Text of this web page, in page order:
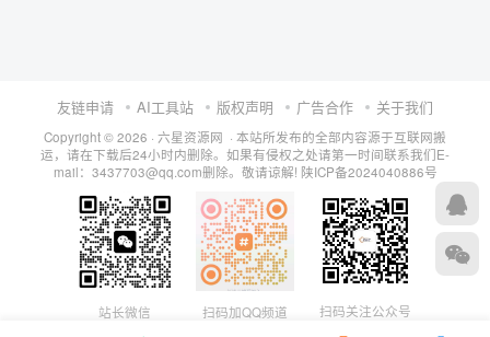
友链申请 AI工具站 版权声明 广告合作 关于我们
Copyright © 2026 · 六星资源网 · 本站所发布的全部内容源于互联网搬
运，请在下载后24小时内删除。如果有侵权之处请第一时间联系我们E-
mail：3437703@qq.com删除。敬请谅解! 陕ICP备2024040886号
站长微信 扫码加QQ频道 扫码关注公众号